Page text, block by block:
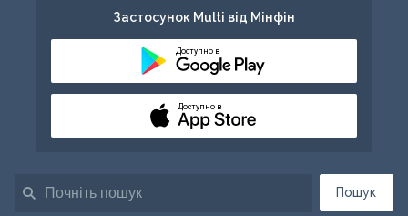
Пошук
Застосунок Multi від Мінфін
Доступно в
Доступно в